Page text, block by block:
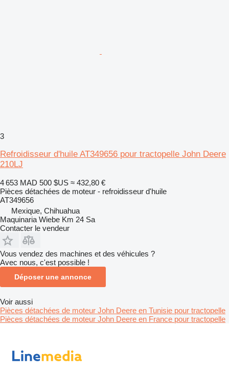
3
Refroidisseur d'huile AT349656 pour tractopelle John Deere
210LJ
4 653 MAD 500 $US ≈ 432,80 €
Pièces détachées de moteur - refroidisseur d'huile
AT349656
Mexique, Chihuahua
Maquinaria Wiebe Km 24 Sa
Contacter le vendeur
Vous vendez des machines et des véhicules ?
Avec nous, c'est possible !
Déposer une annonce
Voir aussi
Pièces détachées de moteur John Deere en Tunisie pour tractopelle
Pièces détachées de moteur John Deere en France pour tractopelle